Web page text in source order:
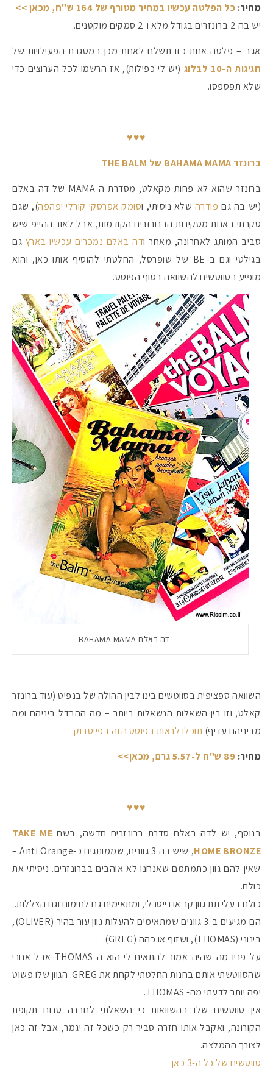
מחיר: כל הפלטה עכשיו במחיר מטורף של 164 ש"ח, מכאן >>
יש בה 2 ברונזרים בגודל מלא ו-2 סמקים מוקטנים.
אגב – פלטה אחת כזו תשלח לאחת מכן במסגרת הפעילויות של
חגיגות ה-10 לבלוג
(יש לי כפילות), אז הרשמו לכל הערוצים כדי
שלא תפספסו.
♥♥♥
ברונזר BAHAMA MAMA של THE BALM
ברונזר שהוא לא פחות מקאלט, מסדרת ה MAMA של דה באלם
(יש בה גם פודרה שלא ניסיתי, וסומק אפרסקי קורלי יפהפה), שגם
סקרתי באחת מסקירות הברונזרים הקודמות, אבל לאור ההייפ שיש
סביב המותג לאחרונה, מאחר ודה באלם נמכרים עכשיו בארץ גם
בגילטי וגם ב BE של שופרסל, החלטתי להוסיף אותו כאן, והוא
מופיע בסווטשים להשוואה בסוף הפוסט.
דה באלם BAHAMA MAMA
השוואה ספציפית בסווטשים בינו לבין ההולה של בנפיט (עוד ברונזר
קאלט, וזו בין השאלות הנשאלות ביותר – מה ההבדל ביניהם ומה
מביניהם עדיף) תוכלו לראות בפוסט הזה בפייסבוק.
מחיר: 89 ש"ח ל-5.57 גרם, מכאן>>
♥♥♥
בנוסף, יש לדה באלם סדרת ברונזרים חדשה, בשם TAKE ME
HOME BRONZE
, שיש בה 3 גוונים, שממותגים כ-Anti Orange –
שאין להם גוון כתמתמם שאנחנו לא אוהבים בברונזרים. ניסיתי את
כולם.
כולם בעלי תת גוון קר או נייטרלי, ומתאימים גם לחימום וגם הצללות.
הם מגיעים ב-3 גוונים שמתאימים להעלות גוון עור בהיר (OLIVER),
בינוני (THOMAS), ושזוף או כהה (GREG).
על פניו מה שהיה אמור להתאים לי הוא ה THOMAS אבל אחרי
שהסווטשתי אותם בחנות החלטתי לקחת את GREG. הגוון שלו פשוט
יפה יותר לדעתי מה- THOMAS.
אין סווטשים שלו בהשוואות כי השאלתי לחברה טרום תקופת
הקורונה, ואקבל אותו חזרה סביר רק כשכל זה יגמר, אבל זה כאן
לצורך ההמלצה.
סווטשים של כל ה-3 כאן